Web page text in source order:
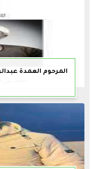
المرحوم العمدة